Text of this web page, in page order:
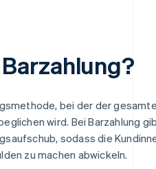
bei der der
wird. Bei Barzahlung
sodass die
zu machen abwickeln.